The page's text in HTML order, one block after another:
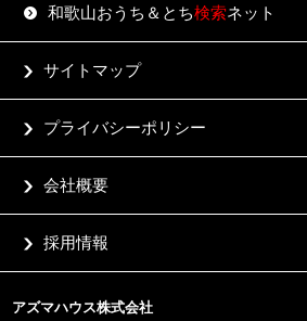
和歌山おうち＆とち検索ネット
サイトマップ
プライバシーポリシー
会社概要
採用情報
アズマハウス株式会社